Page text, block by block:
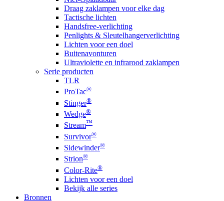
Draag zaklampen voor elke dag
Tactische lichten
Handsfree-verlichting
Penlights & Sleutelhangerverlichting
Lichten voor een doel
Buitenavonturen
Ultraviolette en infrarood zaklampen
Serie producten
TLR
ProTac®
Stinger®
Wedge®
Stream™
Survivor®
Sidewinder®
Strion®
Color-Rite®
Lichten voor een doel
Bekijk alle series
Bronnen